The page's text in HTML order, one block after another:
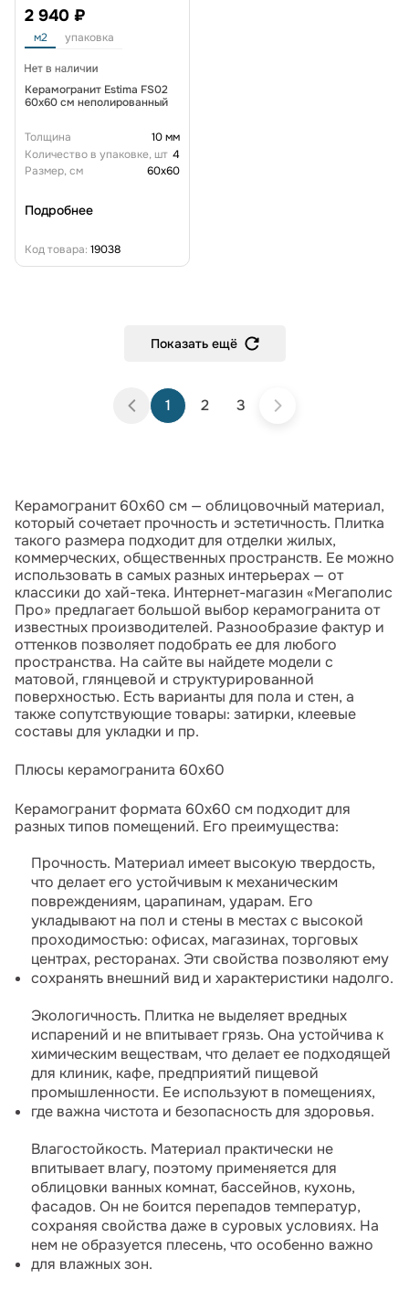
2 940 ₽
м2 упаковка
Керамогранит Estima FS02
60x60 см неполированный
Толщина
10 мм
Количество в упаковке, шт 4
Размер, см
60x60
Подробнее
Код товара: 19038
Показать ещё
1 2 3
Керамогранит 60x60 см — облицовочный материал,
который сочетает прочность и эстетичность. Плитка
такого размера подходит для отделки жилых,
коммерческих, общественных пространств. Ее можно
использовать в самых разных интерьерах — от
классики до хай-тека. Интернет-магазин «Мегаполис
Про» предлагает большой выбор керамогранита от
известных производителей. Разнообразие фактур и
оттенков позволяет подобрать ее для любого
пространства. На сайте вы найдете модели с
матовой, глянцевой и структурированной
поверхностью. Есть варианты для пола и стен, а
также сопутствующие товары: затирки, клеевые
составы для укладки и пр.
Плюсы керамогранита 60x60
Керамогранит формата 60x60 см подходит для
разных типов помещений. Его преимущества:
Прочность. Материал имеет высокую твердость,
что делает его устойчивым к механическим
повреждениям, царапинам, ударам. Его
укладывают на пол и стены в местах с высокой
проходимостью: офисах, магазинах, торговых
центрах, ресторанах. Эти свойства позволяют ему
сохранять внешний вид и характеристики надолго.
Экологичность. Плитка не выделяет вредных
испарений и не впитывает грязь. Она устойчива к
химическим веществам, что делает ее подходящей
для клиник, кафе, предприятий пищевой
промышленности. Ее используют в помещениях,
где важна чистота и безопасность для здоровья.
Влагостойкость. Материал практически не
впитывает влагу, поэтому применяется для
облицовки ванных комнат, бассейнов, кухонь,
фасадов. Он не боится перепадов температур,
сохраняя свойства даже в суровых условиях. На
нем не образуется плесень, что особенно важно
для влажных зон.